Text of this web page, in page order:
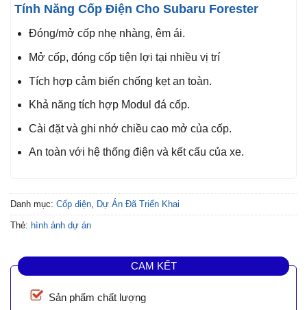
Tính Năng Cốp Điện Cho Subaru Forester
Đóng/mở cốp nhẹ nhàng, êm ái.
Mở cốp, đóng cốp tiện lợi tại nhiều vị trí
Tích hợp cảm biến chống kẹt an toàn.
Khả năng tích hợp Modul đá cốp.
Cài đặt và ghi nhớ chiều cao mở của cốp.
An toàn với hệ thống điện và kết cấu của xe.
Danh mục: Cốp điện, Dự Án Đã Triển Khai
Thẻ: hình ảnh dự án
CAM KẾT
Sản phẩm chất lượng